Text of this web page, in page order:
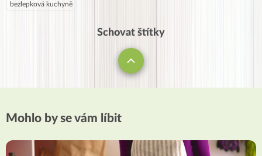
bezlepková kuchyně
Schovat štítky
Mohlo by se vám líbit